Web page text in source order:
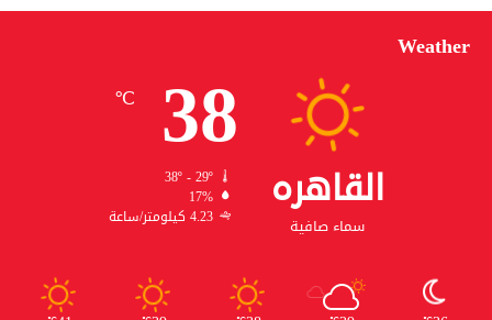
Weather
القاهره
سماء صافية
38
℃
38º - 29º
17%
4.23 كيلومتر/ساعة